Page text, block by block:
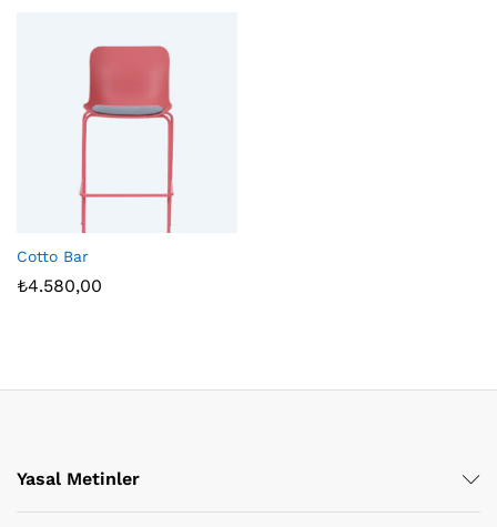
Cotto Bar
₺4.580,00
Yasal Metinler